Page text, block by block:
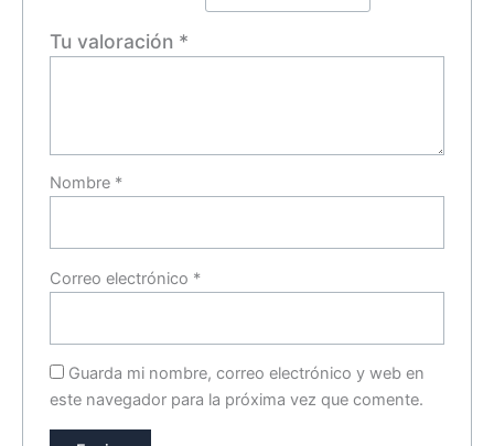
Tu valoración *
Nombre *
Correo electrónico *
Guarda mi nombre, correo electrónico y web en
este navegador para la próxima vez que comente.